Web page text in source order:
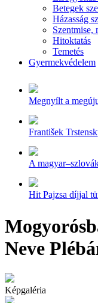
Betegek
Házasság
Szentmise,
Hitoktatás
Temetés
Gyermekvédelem
Megnyílt a
František
A
Hit Pajzsa díjjal
Neve
Képgaléria